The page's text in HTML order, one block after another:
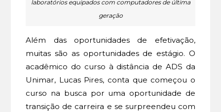
laboratórios equipados com computadores de última
geração
Além das oportunidades de efetivação,
muitas são as oportunidades de estágio. O
acadêmico do curso à distância de ADS da
Unimar, Lucas Pires, conta que começou o
curso na busca por uma oportunidade de
transição de carreira e se surpreendeu com